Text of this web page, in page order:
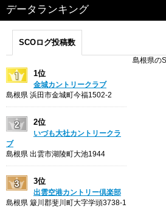
データランキング
SCOログ投稿数
島根県の
1位
金城カントリークラブ
島根県 浜田市金城町今福1502-2
2位
いづも大社カントリークラ
ブ
島根県 出雲市湖陵町大池1944
3位
出雲空港カントリー倶楽部
島根県 簸川郡斐川町大字学頭3738-1